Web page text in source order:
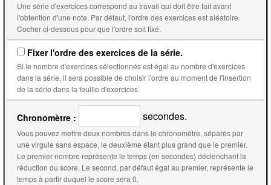
Une série d'exercices correspond au travail qui doit être fait avant
l'obtention d'une note. Par défaut, l'ordre des exercices est aléatoire.
Cocher ci-dessous pour que l'ordre soit fixé.
Fixer l'ordre des exercices de la série.
Si le nombre d'exercices sélectionnés est égal au nombre d'exercices
dans la série, il sera possible de choisir l'ordre au moment de l'insertion
de la série dans la feuille d'exercices.
Chronomètre : secondes.
Vous pouvez mettre deux nombres dans le chronomètre, séparés par
une virgule sans espace, le deuxième étant plus grand que le premier.
Le premier nombre représente le temps (en secondes) déclenchant la
réduction du score. Le second, par défaut égal au premier, représente le
temps à partir duquel le score sera 0.